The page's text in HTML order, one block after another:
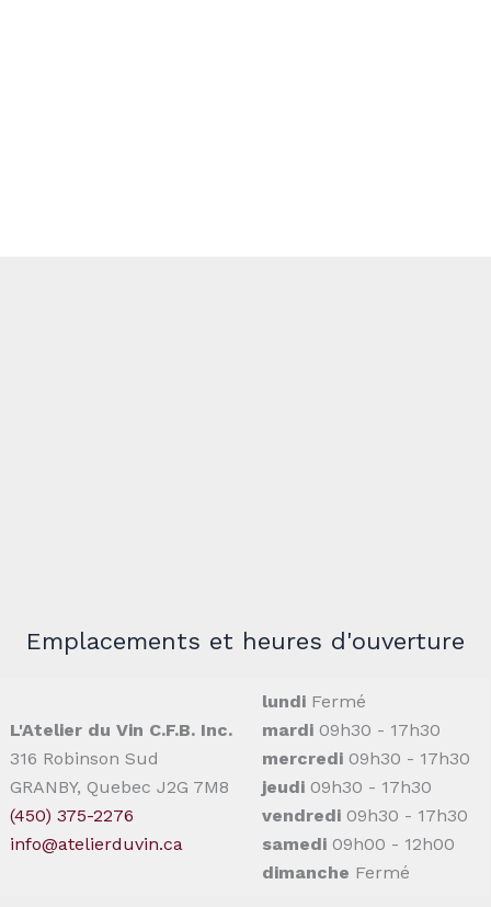
Emplacements et heures d'ouverture
L'Atelier du Vin C.F.B. Inc.
316 Robinson Sud
GRANBY, Quebec J2G 7M8
(450) 375-2276
info@atelierduvin.ca
lundi Fermé
mardi 09h30 - 17h30
mercredi 09h30 - 17h30
jeudi 09h30 - 17h30
vendredi 09h30 - 17h30
samedi 09h00 - 12h00
dimanche Fermé